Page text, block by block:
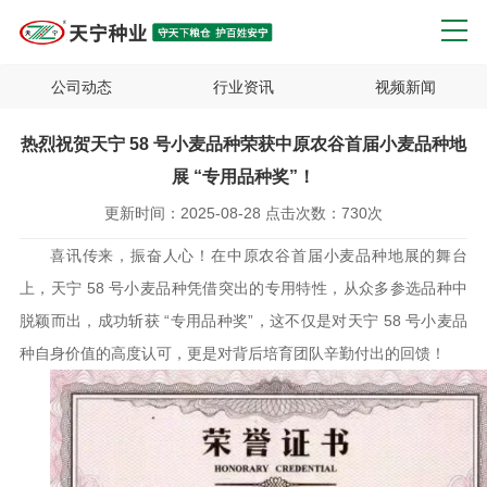
公司动态 行业资讯 视频新闻
热烈祝贺天宁 58 号小麦品种荣获中原农谷首届小麦品种地
展 “专用品种奖”！
更新时间： 2025-08-28 点击次数： 730次
喜讯传来，振奋人心！在中原农谷首届小麦品种地展的舞台
上，天宁 58 号小麦品种凭借突出的专用特性，从众多参选品种中
脱颖而出，成功斩获 “专用品种奖”，这不仅是对天宁 58 号小麦品
种自身价值的高度认可，更是对背后培育团队辛勤付出的回馈！